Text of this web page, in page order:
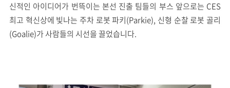
신적인 아이디어가 번뜩이는 본선 진출 팀들의 부스 앞으로는 CES
최고 혁신상에 빛나는 주차 로봇 파키(Parkie), 신형 순찰 로봇 골리
(Goalie)가 사람들의 시선을 끌었습니다.